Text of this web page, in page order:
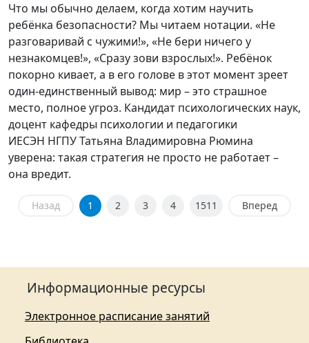
Что мы обычно делаем, когда хотим научить
ребёнка безопасности? Мы читаем нотации. «Не
разговаривай с чужими!», «Не бери ничего у
незнакомцев!», «Сразу зови взрослых!». Ребёнок
покорно кивает, а в его голове в этот момент зреет
один-единственный вывод: мир – это страшное
место, полное угроз. Кандидат психологических наук,
доцент кафедры психологии и педагогики
ИЕСЭН НГПУ Татьяна Владимировна Рюмина
уверена: такая стратегия не просто не работает –
она вредит.
Назад 1 2 3 4 1511 Вперед
Информационные ресурсы
Электронное расписание занятий